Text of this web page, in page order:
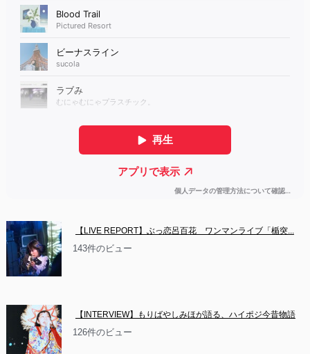
【LIVE REPORT】ぶっ恋呂百花　ワンマンライブ「楯突...
143件のビュー
【INTERVIEW】もりばやしみほが語る、ハイポジ今昔物語
126件のビュー